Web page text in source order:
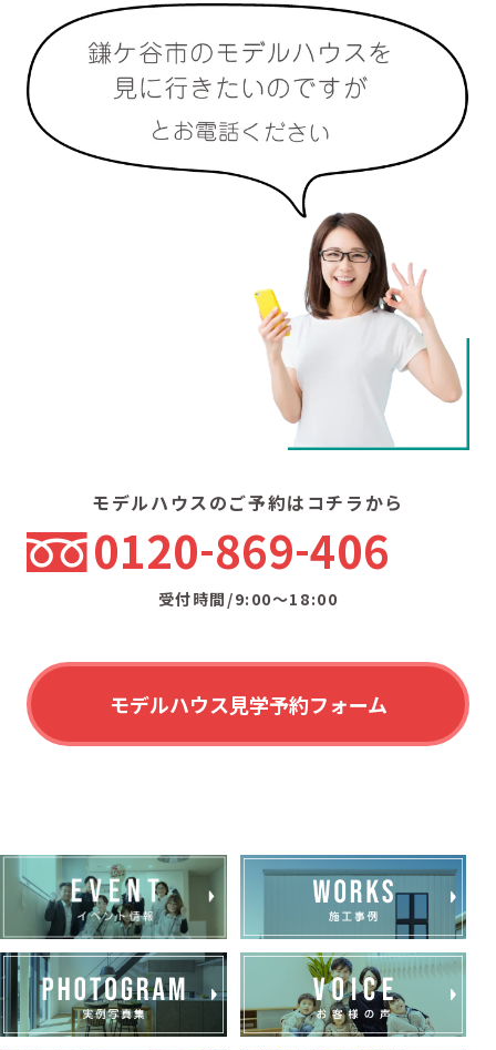
モデルハウスのご予約はコチラから
0120 869 406
受付時間/9:00〜18:00
モデルハウス見学予約フォーム